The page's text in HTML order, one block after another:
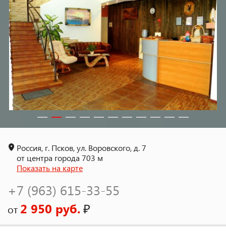
Россия, г. Псков, ул. Воровского, д. 7
от центра города 703 м
Показать на карте
+7 (963) 615-33-55
от 2 950 руб.₽